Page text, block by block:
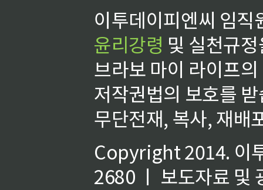
이투데이피엔씨 임
윤리강령 및 실천규
브라보 마이 라이프
저작권법의 보호를
무단전재, 복사, 재배
Copyright 2014. 이
2680 ㅣ 보도자료